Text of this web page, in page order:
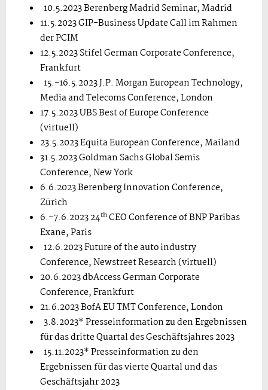
10.5.2023 Berenberg Madrid Seminar, Madrid
11.5.2023 GIP-Business Update Call im Rahmen
der PCIM
12.5.2023 Stifel German Corporate Conference,
Frankfurt
15.-16.5.2023 J.P. Morgan European Technology,
Media and Telecoms Conference, London
17.5.2023 UBS Best of Europe Conference
(virtuell)
23.5.2023 Equita European Conference, Mailand
31.5.2023 Goldman Sachs Global Semis
Conference, New York
6.6.2023 Berenberg Innovation Conference,
Zürich
6.-7.6.2023 24thCEO Conference of BNP Paribas
Exane, Paris
12.6.2023 Future of the auto industry
Conference, Newstreet Research (virtuell)
20.6.2023 dbAccess German Corporate
Conference, Frankfurt
21.6.2023 BofA EU TMT Conference, London
3.8.2023* Presseinformation zu den Ergebnissen
für das dritte Quartal des Geschäftsjahres 2023
15.11.2023* Presseinformation zu den
Ergebnissen für das vierte Quartal und das
Geschäftsjahr 2023